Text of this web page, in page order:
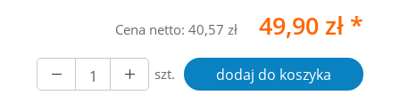
Cena netto: 40,57 zł 49,90 zł *
szt. dodaj do koszyka